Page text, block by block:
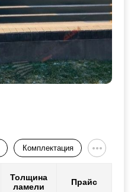
Комплектация
Толщина
ламели
Прайс